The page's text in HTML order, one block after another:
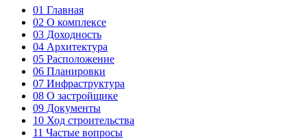
01 Главная
02 О комплексе
03 Доходность
04 Архитектура
05 Расположение
06 Планировки
07 Инфраструктура
08 О застройщике
09 Документы
10 Ход строительства
11 Частые вопросы